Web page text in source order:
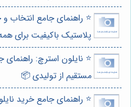
⭐️ راهنمای جامع انتخاب
پلاستیک باکیفیت برای
⭐️ نایلون استرچ:
مستقیم از تولیدی 📦
⭐️ راهنمای جامع خرید